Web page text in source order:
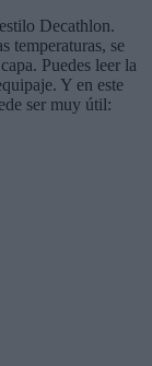
Decathlon.
temperaturas, se
Puedes leer la
Y en este
ser muy útil: